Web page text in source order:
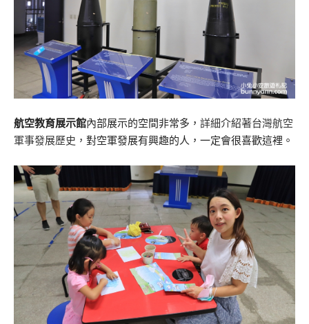
航空教育展示館內部展示的空間非常多， 詳細介紹著台灣航空
軍事發展歷史， 對空軍發展有興趣的人，一定會很喜歡這裡。